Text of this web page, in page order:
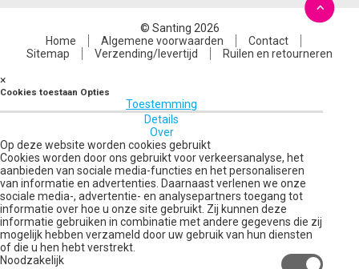
© Santing 2026
Home
Algemene voorwaarden
Contact
Sitemap
Verzending/levertijd Ruilen en retourneren
×
Cookies toestaan Opties
Toestemming
Details
Over
Op deze website worden cookies gebruikt
Cookies worden door ons gebruikt voor verkeersanalyse, het
aanbieden van sociale media-functies en het personaliseren
van informatie en advertenties. Daarnaast verlenen we onze
sociale media-, advertentie- en analysepartners toegang tot
informatie over hoe u onze site gebruikt. Zij kunnen deze
informatie gebruiken in combinatie met andere gegevens die zij
mogelijk hebben verzameld door uw gebruik van hun diensten
of die u hen hebt verstrekt.
Noodzakelijk